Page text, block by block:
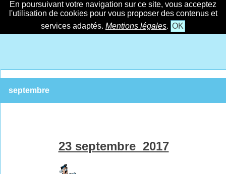
En poursuivant votre navigation sur ce site, vous acceptez
l'utilisation de cookies pour vous proposer des contenus et
services adaptés. Mentions légales. OK
septembre
23 septembre 2017